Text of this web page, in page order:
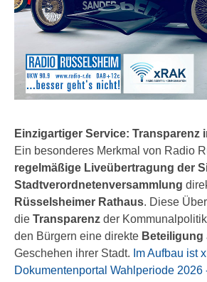
Einzigartiger Service: Transparenz
Ein besonderes Merkmal von Radio
regelmäßige Liveübertragung der
Stadtverordnetenversammlung
Rüsselsheimer Rathaus. Diese
die Transparenz der
den Bürgern eine direkte Beteiligung
Geschehen ihrer Stadt. Im Aufbau ist
Dokumentenportal Wahlperiode 2026